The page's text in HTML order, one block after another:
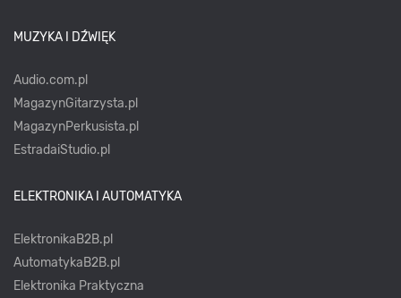
MUZYKA I DŹWIĘK
Audio.com.pl
MagazynGitarzysta.pl
MagazynPerkusista.pl
EstradaiStudio.pl
ELEKTRONIKA I AUTOMATYKA
ElektronikaB2B.pl
AutomatykaB2B.pl
Elektronika Praktyczna